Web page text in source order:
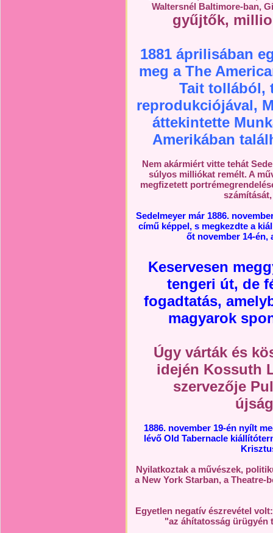
Waltersnél Baltimore-ban,
gyűjtők,
1881 áprilisában
meg a The
Tait tollából,
reprodukciójával,
áttekintette
Amerikában
Nem akármiért vitte tehát
súlyos milliókat remélt. A
megfizetett
Sedelmeyer már 1886.
című képpel, s megkezdte a
őt november 14-én,
Keservesen
tengeri út, de
fogadtatás,
magyarok
Úgy várták és
idején Kossuth
szervezője
1886. november 19-én nyílt
lévő Old Tabernacle
Nyilatkoztak a művészek,
a New York Starban, a Theatre-
Egyetlen negatív észrevétel
"az áhítatosság ürügyén